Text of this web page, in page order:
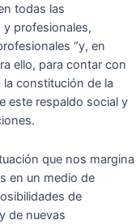
todas las
y profesionales,
“y, en
ello, para contar con
la constitución de la
este respaldo social y
que nos margina
en un medio de
de
de nuevas